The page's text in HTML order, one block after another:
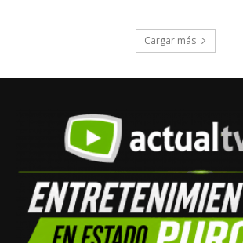
Cargar más